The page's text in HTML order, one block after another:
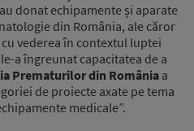
donat echipamente și aparate
din România, ale căror
vederea în contextul luptei
a îngreunat capacitatea de a
Prematurilor din România a
de proiecte axate pe tema
medicale”.